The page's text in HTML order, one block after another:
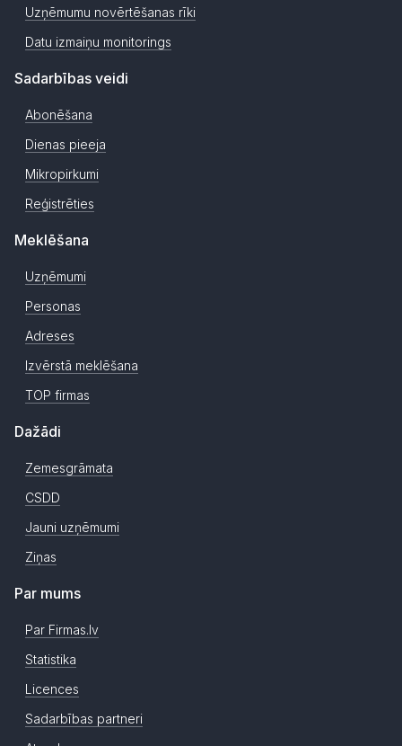
Uzņēmumu novērtēšanas rīki
Datu izmaiņu monitorings
Sadarbības veidi
Abonēšana
Dienas pieeja
Mikropirkumi
Reģistrēties
Meklēšana
Uzņēmumi
Personas
Adreses
Izvērstā meklēšana
TOP firmas
Dažādi
Zemesgrāmata
CSDD
Jauni uzņēmumi
Ziņas
Par mums
Par Firmas.lv
Statistika
Licences
Sadarbības partneri